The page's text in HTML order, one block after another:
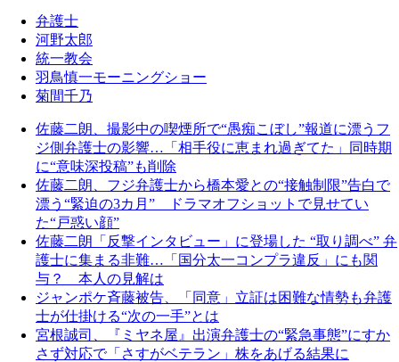
弁護士
河野太郎
統一教会
羽鳥慎一モーニングショー
菊間千乃
佐藤二朗、撮影中の喫煙所で“愚痴こぼし”報道に漂うフ
ジ側弁護士の影響…「相手役に恵まれ過ぎてた」同時期
に“意味深投稿”も削除
佐藤二朗、フジ弁護士から橋本愛との“接触制限”告白で
漂う“緊迫の3カ月” ドラマオフショットで見せてい
た“戸惑い顔”
佐藤二朗「反撃インタビュー」に登場した “取り調べ” 弁
護士に集まる非難…「国分太一コンプラ違反」にも関
与？ 本人の見解は
ジャンポケ斉藤被告、「同意」立証は困難な情勢も弁護
士が仕掛ける“次の一手”とは
宮根誠司、『ミヤネ屋』出演弁護士の“緊急事態”にすか
さず対応で「さすがベテラン」株をあげる結果に